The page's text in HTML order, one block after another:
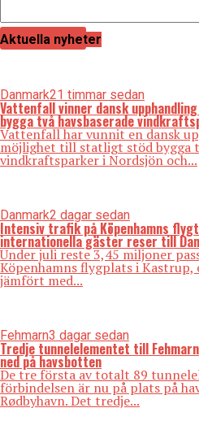
Aktuella nyheter
Danmark21 timmar sedan
Vattenfall vinner dansk
bygga två havsbaserade
Vattenfall har vunnit en dansk
möjlighet till statligt stöd bygga
vindkraftsparker i Nordsjön och...
Danmark2 dagar sedan
Intensiv trafik på Köpenhamns
internationella gäster reser till
Under juli reste 3,45 miljoner
Köpenhamns flygplats i
jämfört med...
Fehmarn3 dagar sedan
Tredje tunnelelementet till
ned på havsbotten
De tre första av totalt 89
förbindelsen är nu på plats på
Rødbyhavn. Det tredje...